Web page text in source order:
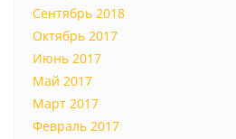
Сентябрь 2018
Октябрь 2017
Июнь 2017
Май 2017
Март 2017
Февраль 2017